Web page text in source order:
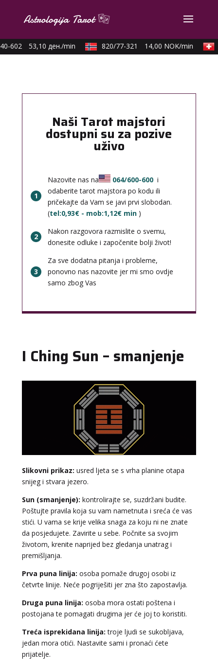
602 53,10 ден./min 820/77-321 14,00 NOK/min
Naši Tarot majstori
dostupni su za pozive
uživo
1
Nazovite nas na 064/600-600 i
odaberite tarot majstora po kodu ili
pričekajte da Vam se javi prvi slobodan.
(tel:0,93€ - mob:1,12€ min )
2
Nakon razgovora razmislite o svemu,
donesite odluke i započenite bolji život!
3
Za sve dodatna pitanja i probleme,
ponovno nas nazovite jer mi smo ovdje
samo zbog Vas
I Ching Sun – smanjenje
Slikovni prikaz: usred ljeta se s vrha planine otapa
snijeg i stvara jezero.
Sun (smanjenje): kontrolirajte se, suzdržani budite.
Poštujte pravila koja su vam nametnuta i sreća će vas
stići. U vama se krije velika snaga za koju ni ne znate
da posjedujete. Zavirite u sebe. Počnite sa svojim
životom, krenite naprijed bez gledanja unatrag i
premišljanja.
Prva puna linija: osoba pomaže drugoj osobi iz
četvrte linije. Neće pogriješiti jer zna što zapostavlja.
Druga puna linija: osoba mora ostati poštena i
postojana te pomagati drugima jer će joj to koristiti.
Treća isprekidana linija: troje ljudi se sukobljava,
jedan mora otići. Nastavite sami i pronaći ćete
prijatelje.
LUCIJA / Kod #136
Broj tel: 064/600-600
DENI/ Kod 15